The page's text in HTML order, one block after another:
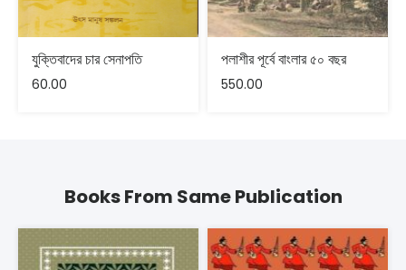
যুক্তিবাদের চার সেনাপতি
60.00
পলাশীর পূর্বে বাংলার ৫০ বছর
550.00
Books From Same Publication